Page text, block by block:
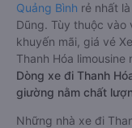
Quảng Bình rẻ nhất
Dũng. Tùy thuộc
khuyến mãi, giá vé
Thanh Hóa limousine
Dòng xe đi Thanh
giường nằm chất
Những nhà xe đi